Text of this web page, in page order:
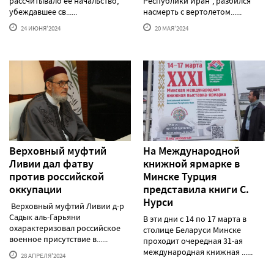
убеждавшее св......
24 ИЮНЯ'2024
насмерть с вертолетом......
20 МАЯ'2024
Верховный муфтий
Ливии дал фатву
против российской
оккупации
Верховный муфтий Ливии д-р
Садык аль-Гарьяни
охарактеризовал российское
военное присутствие в......
28 АПРЕЛЯ'2024
На Международной
книжной ярмарке в
Минске Турция
представила книги С.
Нурси
В эти дни с 14 по 17 марта в
столице Беларуси Минске
проходит очередная 31-ая
международная книжная ......